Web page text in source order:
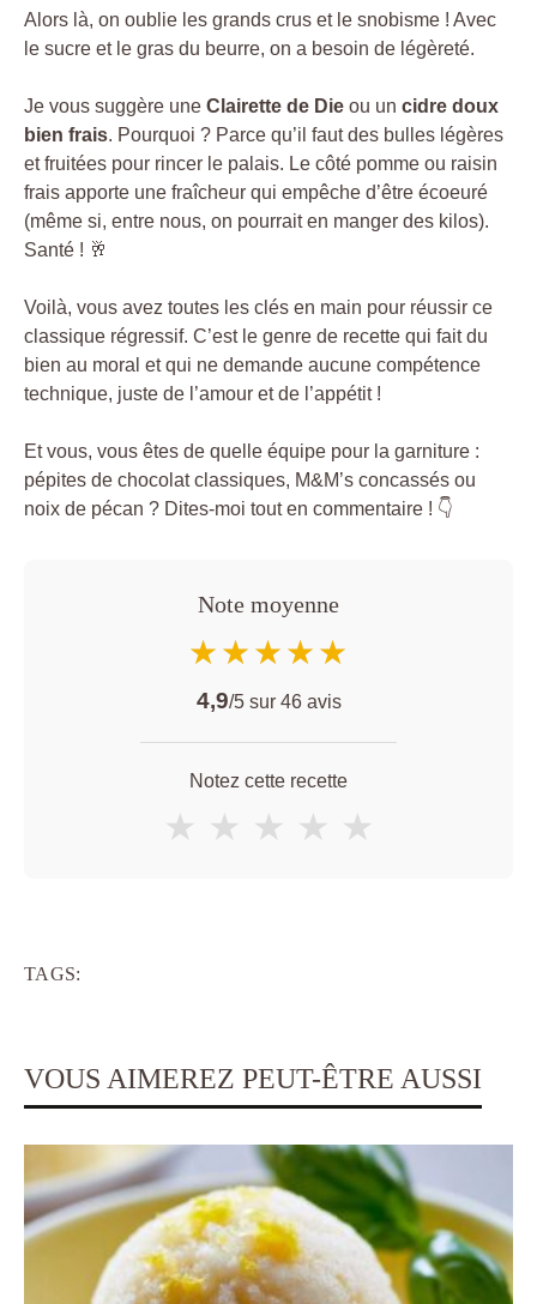
Alors là, on oublie les grands crus et le snobisme ! Avec
le sucre et le gras du beurre, on a besoin de légèreté.
Je vous suggère une Clairette de Die ou un cidre doux
bien frais. Pourquoi ? Parce qu’il faut des bulles légères
et fruitées pour rincer le palais. Le côté pomme ou raisin
frais apporte une fraîcheur qui empêche d’être écoeuré
(même si, entre nous, on pourrait en manger des kilos).
Santé ! 🥂
Voilà, vous avez toutes les clés en main pour réussir ce
classique régressif. C’est le genre de recette qui fait du
bien au moral et qui ne demande aucune compétence
technique, juste de l’amour et de l’appétit !
Et vous, vous êtes de quelle équipe pour la garniture :
pépites de chocolat classiques, M&M’s concassés ou
noix de pécan ? Dites-moi tout en commentaire ! 👇
Note moyenne
★★★★★
★★★★★
4,9/5 sur 46avis
Notez cette recette
★ ★ ★ ★ ★
TAGS:
VOUS AIMEREZ PEUT-ÊTRE AUSSI